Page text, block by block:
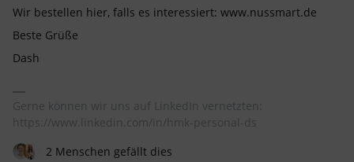
Wir bestellen hier, falls es interessiert: www.nussmart.de
Beste Grüße
Dash
Gerne können wir uns auf LinkedIn vernetzten:
https://www.linkedin.com/in/hmk-personal-ds
2 Menschen gefällt dies